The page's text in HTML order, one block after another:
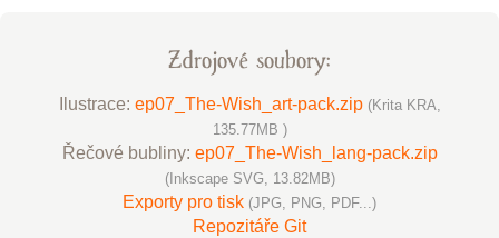
Zdrojové soubory:
Ilustrace: ep07_The-Wish_art-pack.zip (Krita KRA,
135.77MB )
Řečové bubliny: ep07_The-Wish_lang-pack.zip
(Inkscape SVG, 13.82MB)
Exporty pro tisk (JPG, PNG, PDF...)
Repozitáře Git